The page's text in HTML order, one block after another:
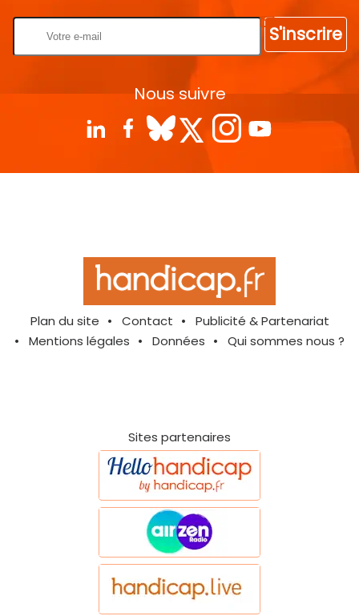
S'inscrire
Nous suivre
Plan du site Contact
Publicité & Partenariat
Mentions légales
Données Qui sommes nous ?
Sites partenaires